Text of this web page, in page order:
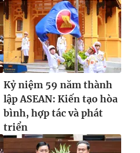
Kỷ niệm 59 năm thành
lập ASEAN: Kiến tạo hòa
bình, hợp tác và phát
triển